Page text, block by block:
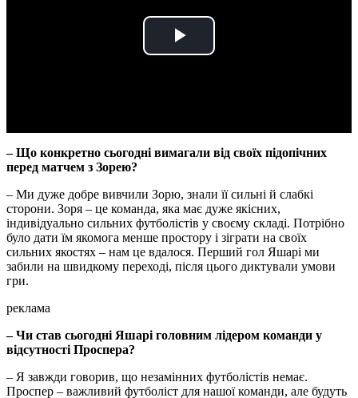
Play
– Що конкретно сьогодні вимагали від своїх підопічних
перед матчем з Зорею?
– Ми дуже добре вивчили Зорю, знали її сильні й слабкі
сторони. Зоря – це команда, яка має дуже якісних,
індивідуально сильних футболістів у своєму складі. Потрібно
було дати їм якомога менше простору і зіграти на своїх
сильних якостях – нам це вдалося. Перший гол Яшарі ми
забили на швидкому переході, після цього диктували умови
гри.
реклама
– Чи став сьогодні Яшарі головним лідером команди у
відсутності Проспера?
– Я завжди говорив, що незамінних футболістів немає.
Проспер – важливий футболіст для нашої команди, але будуть